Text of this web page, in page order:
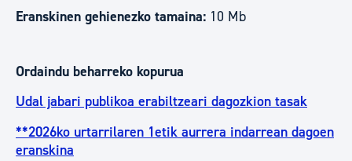
Eranskinen gehienezko tamaina: 10 Mb
Ordaindu beharreko kopurua
Udal jabari publikoa erabiltzeari dagozkion tasak
**2026ko urtarrilaren 1etik aurrera indarrean dagoen
eranskina